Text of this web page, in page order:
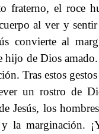
fraterno, el roce
al ver y
convierte al
hijo de Dios
Tras estos
un rostro de
Jesús, los
la marginación.